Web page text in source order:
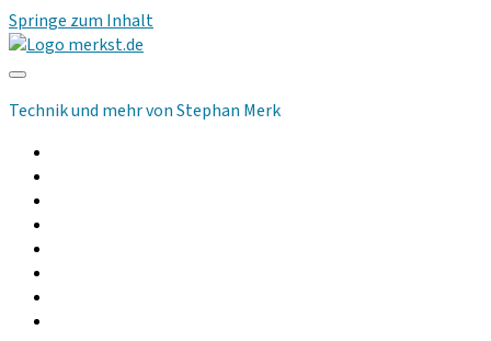
Springe zum Inhalt
merkst.de
Technik und mehr von Stephan Merk